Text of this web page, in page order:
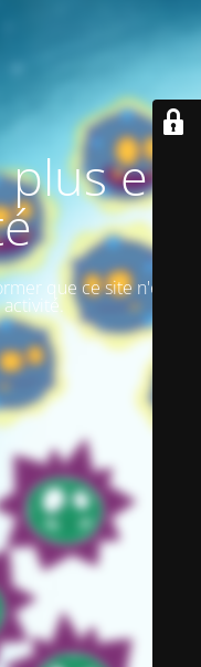
en
que ce site n'est
activité.